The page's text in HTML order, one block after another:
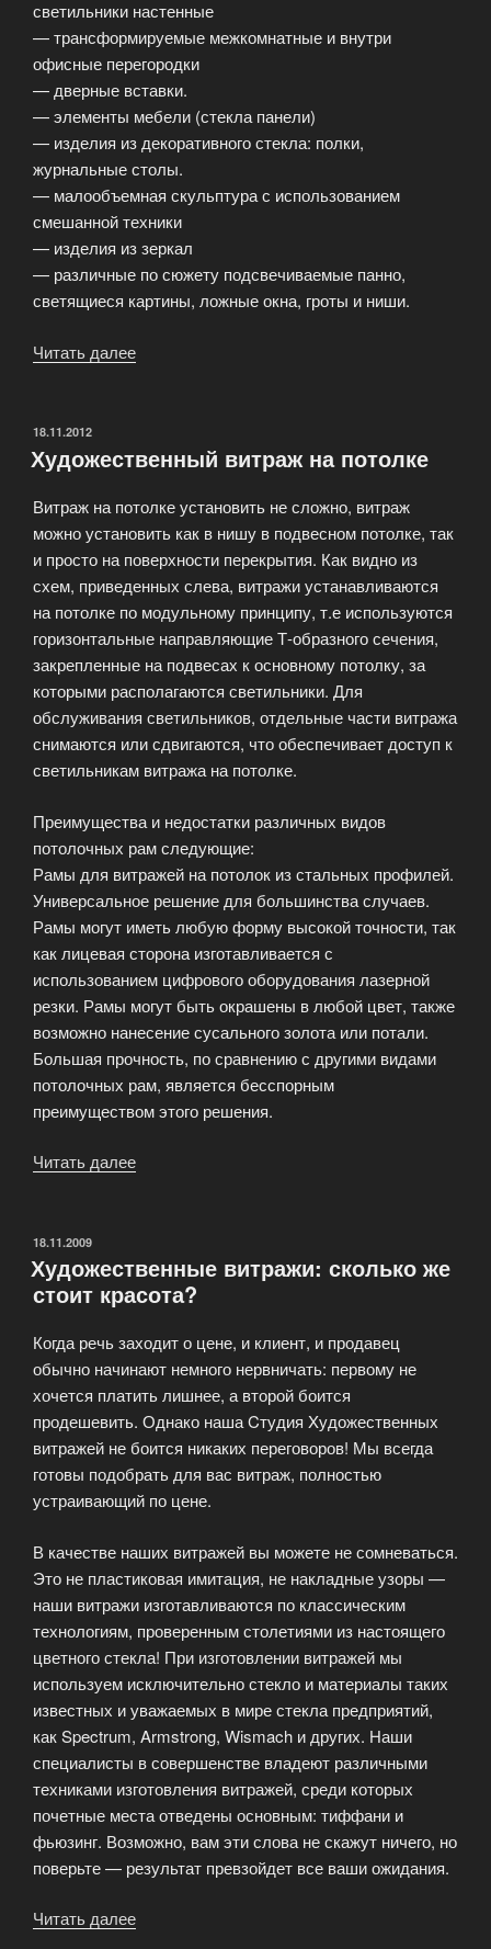
светильники настенные
— трансформируемые межкомнатные и внутри
офисные перегородки
— дверные вставки.
— элементы мебели (стекла панели)
— изделия из декоративного стекла: полки,
журнальные столы.
— малообъемная скульптура с использованием
смешанной техники
— изделия из зеркал
— различные по сюжету подсвечиваемые панно,
светящиеся картины, ложные окна, гроты и ниши.
Читать далее
ОПУБЛИКОВАНО
18.11.2012
Художественный витраж на потолке
Витраж на потолке установить не сложно, витраж
можно установить как в нишу в подвесном потолке, так
и просто на поверхности перекрытия. Как видно из
схем, приведенных слева, витражи устанавливаются
на потолке по модульному принципу, т.е используются
горизонтальные направляющие Т-образного сечения,
закрепленные на подвесах к основному потолку, за
которыми располагаются светильники. Для
обслуживания светильников, отдельные части витража
снимаются или сдвигаются, что обеспечивает доступ к
светильникам витража на потолке.
Преимущества и недостатки различных видов
потолочных рам следующие:
Рамы для витражей на потолок из стальных профилей.
Универсальное решение для большинства случаев.
Рамы могут иметь любую форму высокой точности, так
как лицевая сторона изготавливается с
использованием цифрового оборудования лазерной
резки. Рамы могут быть окрашены в любой цвет, также
возможно нанесение сусального золота или потали.
Большая прочность, по сравнению с другими видами
потолочных рам, является бесспорным
преимуществом этого решения.
Читать далее
ОПУБЛИКОВАНО
18.11.2009
Художественные витражи: сколько же
стоит красота?
Когда речь заходит о цене, и клиент, и продавец
обычно начинают немного нервничать: первому не
хочется платить лишнее, а второй боится
продешевить. Однако наша Cтудия Xудожественных
витражей не боится никаких переговоров! Мы всегда
готовы подобрать для вас витраж, полностью
устраивающий по цене.
В качестве наших витражей вы можете не сомневаться.
Это не пластиковая имитация, не накладные узоры —
наши витражи изготавливаются по классическим
технологиям, проверенным столетиями из настоящего
цветного стекла! При изготовлении витражей мы
используем исключительно стекло и материалы таких
известных и уважаемых в мире стекла предприятий,
как Spectrum, Armstrong, Wismach и других. Наши
специалисты в совершенстве владеют различными
техниками изготовления витражей, среди которых
почетные места отведены основным: тиффани и
фьюзинг. Возможно, вам эти слова не скажут ничего, но
поверьте — результат превзойдет все ваши ожидания.
Читать далее